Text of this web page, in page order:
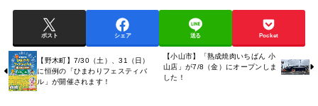
ポスト シェア 送る Pocket
【野木町】7/30（土）、31（日）
に恒例の「ひまわりフェスティバ
ル」が開催されます！
【小山市】「熟成焼肉いちばん 小
山店」が7/8（金）にオープンしま
した！